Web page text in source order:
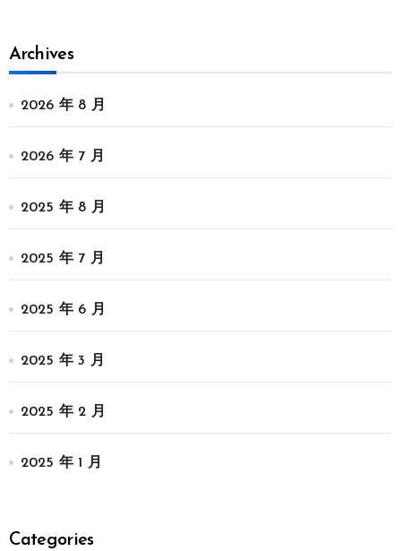
Archives
2026 年 8 月
2026 年 7 月
2025 年 8 月
2025 年 7 月
2025 年 6 月
2025 年 3 月
2025 年 2 月
2025 年 1 月
Categories